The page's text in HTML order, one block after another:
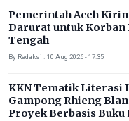
Pemerintah Aceh
Darurat untuk Korban
Tengah
By Redaksi . 10 Aug 2026 - 17:35
KKN Tematik Literasi
Gampong Rhieng
Proyek Berbasis Buku